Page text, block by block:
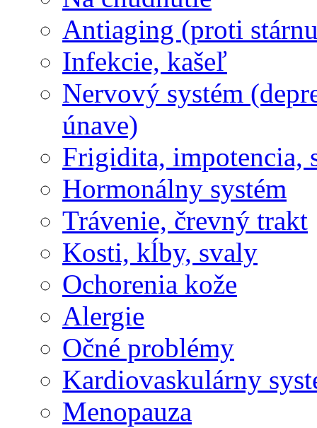
Antiaging (proti
Infekcie, kašeľ
Nervový systém
únave)
Frigidita, impotencia,
Hormonálny systém
Trávenie, črevný trakt
Kosti, kĺby, svaly
Ochorenia kože
Alergie
Očné problémy
Kardiovaskulárny
Menopauza